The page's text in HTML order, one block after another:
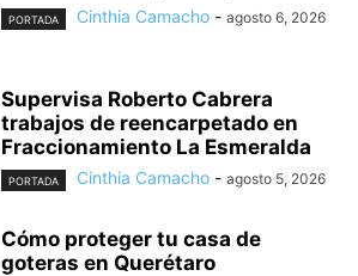
PORTADA Cinthia Camacho - agosto 6, 2026
Supervisa Roberto Cabrera
trabajos de reencarpetado en
Fraccionamiento La Esmeralda
PORTADA Cinthia Camacho - agosto 5, 2026
Cómo proteger tu casa de
goteras en Querétaro